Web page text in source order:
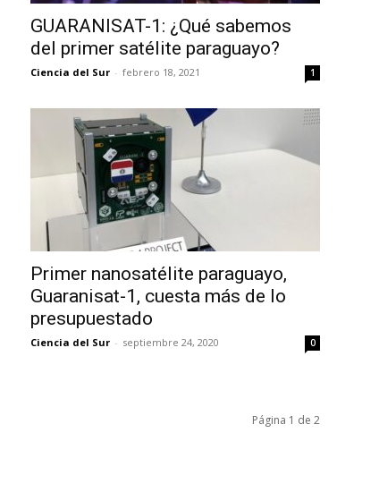
GUARANISAT-1: ¿Qué sabemos
del primer satélite paraguayo?
Ciencia del Sur - febrero 18, 2021 1
Primer nanosatélite paraguayo,
Guaranisat-1, cuesta más de lo
presupuestado
Ciencia del Sur - septiembre 24, 2020 0
Página 1 de 2